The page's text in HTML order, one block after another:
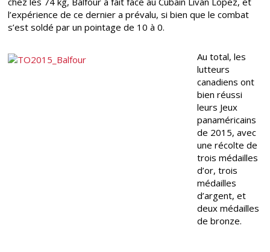
l’expérience de ce dernier a prévalu, si bien que le combat
s’est soldé par un pointage de 10 à 0.
Au total, les
lutteurs
canadiens ont
bien réussi
leurs Jeux
panaméricains
de 2015, avec
une récolte de
trois médailles
d’or, trois
médailles
d’argent, et
deux médailles
de bronze.